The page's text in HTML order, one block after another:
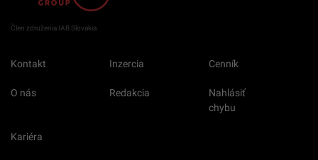
Člen združenia IAB Slovakia
Kontakt Inzercia Cenník
O nás Redakcia
Nahlásiť
chybu
Kariéra